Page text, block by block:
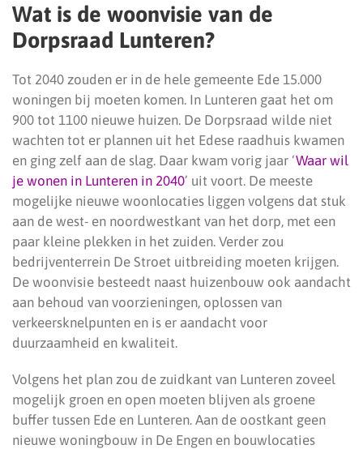
Wat is de woonvisie van de
Dorpsraad Lunteren?
Tot 2040 zouden er in de hele gemeente Ede 15.000
woningen bij moeten komen. In Lunteren gaat het om
900 tot 1100 nieuwe huizen. De Dorpsraad wilde niet
wachten tot er plannen uit het Edese raadhuis kwamen
en ging zelf aan de slag. Daar kwam vorig jaar ‘Waar wil
je wonen in Lunteren in 2040’ uit voort. De meeste
mogelijke nieuwe woonlocaties liggen volgens dat stuk
aan de west- en noordwestkant van het dorp, met een
paar kleine plekken in het zuiden. Verder zou
bedrijventerrein De Stroet uitbreiding moeten krijgen.
De woonvisie besteedt naast huizenbouw ook aandacht
aan behoud van voorzieningen, oplossen van
verkeersknelpunten en is er aandacht voor
duurzaamheid en kwaliteit.
Volgens het plan zou de zuidkant van Lunteren zoveel
mogelijk groen en open moeten blijven als groene
buffer tussen Ede en Lunteren. Aan de oostkant geen
nieuwe woningbouw in De Engen en bouwlocaties